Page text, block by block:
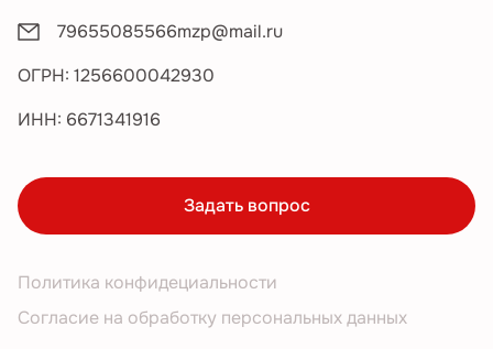
79655085566mzp@mail.ru
ОГРН: 1256600042930
ИНН: 6671341916
Задать вопрос
Политика конфидециальности
Согласие на обработку персональных данных